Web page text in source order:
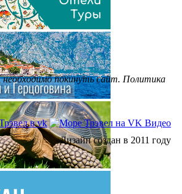
покинуть сайт. Политика
Дизайн создан в 2011 году